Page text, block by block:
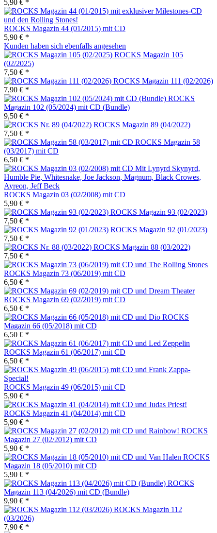
5,90 € *
ROCKS Magazin 44 (01/2015) mit CD
5,90 € *
Kunden haben sich ebenfalls angesehen
ROCKS Magazin 105
(02/2025)
7,50 € *
ROCKS Magazin 111 (02/2026)
7,90 € *
ROCKS
Magazin 102 (05/2024) mit CD (Bundle)
9,50 € *
ROCKS Magazin 89 (04/2022)
7,50 € *
ROCKS Magazin 58
(03/2017) mit CD
6,50 € *
ROCKS Magazin 03 (02/2008) mit CD
5,90 € *
ROCKS Magazin 93 (02/2023)
7,50 € *
ROCKS Magazin 92 (01/2023)
7,50 € *
ROCKS Magazin 88 (03/2022)
7,50 € *
ROCKS Magazin 73 (06/2019) mit CD
6,50 € *
ROCKS Magazin 69 (02/2019) mit CD
6,50 € *
ROCKS
Magazin 66 (05/2018) mit CD
6,50 € *
ROCKS Magazin 61 (06/2017) mit CD
6,50 € *
ROCKS Magazin 49 (06/2015) mit CD
5,90 € *
ROCKS Magazin 41 (04/2014) mit CD
5,90 € *
ROCKS
Magazin 27 (02/2012) mit CD
5,90 € *
ROCKS
Magazin 18 (05/2010) mit CD
5,90 € *
ROCKS
Magazin 113 (04/2026) mit CD (Bundle)
9,90 € *
ROCKS Magazin 112
(03/2026)
7,90 € *